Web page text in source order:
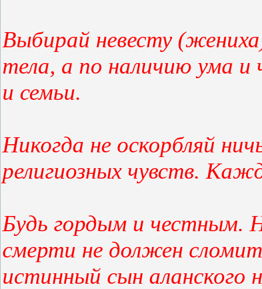
Выбирай невесту
тела, а по наличию ума
и семьи.
Никогда не оскорбляй
религиозных чувств.
Будь гордым и честным.
смерти не должен
истинный сын аланского